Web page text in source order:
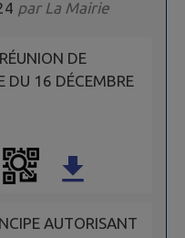
par La Mairie
DE
DU 16 DÉCEMBRE
AUTORISANT